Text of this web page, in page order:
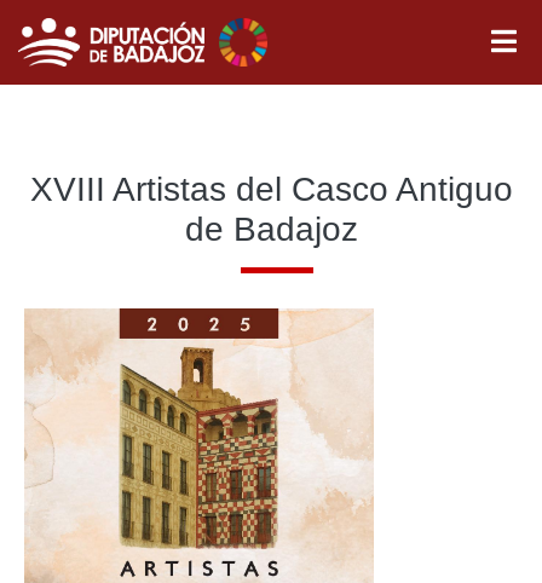
XVIII Artistas del Casco Antiguo
de Badajoz